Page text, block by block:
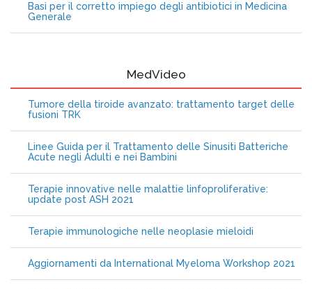
Basi per il corretto impiego degli antibiotici in Medicina
Generale
MedVideo
Tumore della tiroide avanzato: trattamento target delle
fusioni TRK
Linee Guida per il Trattamento delle Sinusiti Batteriche
Acute negli Adulti e nei Bambini
Terapie innovative nelle malattie linfoproliferative:
update post ASH 2021
Terapie immunologiche nelle neoplasie mieloidi
Aggiornamenti da International Myeloma Workshop 2021